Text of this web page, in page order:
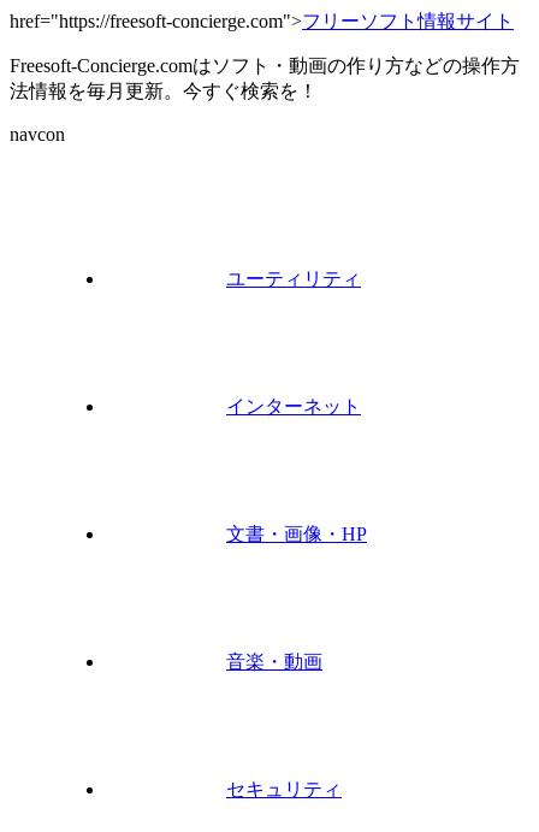
href="https://freesoft-concierge.com">フリーソフト情報サイト
Freesoft-Concierge.comはソフト・動画の作り方などの操作方
法情報を毎月更新。今すぐ検索を！
navcon
ユーティリティ
インターネット
文書・画像・HP
音楽・動画
セキュリティ